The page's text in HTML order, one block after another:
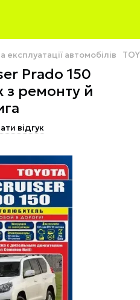
експлуатації автомобілів
Prado 150
з ремонту й
відгук